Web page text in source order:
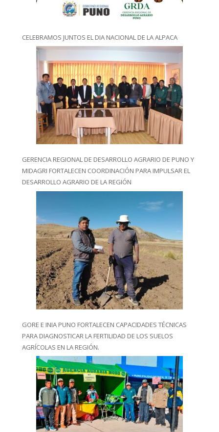
CELEBRAMOS JUNTOS EL DIA NACIONAL DE LA ALPACA
GERENCIA REGIONAL DE DESARROLLO AGRARIO DE PUNO Y
MIDAGRI FORTALECEN COORDINACIÓN PARA IMPULSAR EL
DESARROLLO AGRARIO DE LA REGIÓN
GORE E INIA PUNO FORTALECEN CAPACIDADES TÉCNICAS
PARA DIAGNOSTICAR LA FERTILIDAD DE LOS SUELOS
AGRÍCOLAS EN LA REGIÓN.